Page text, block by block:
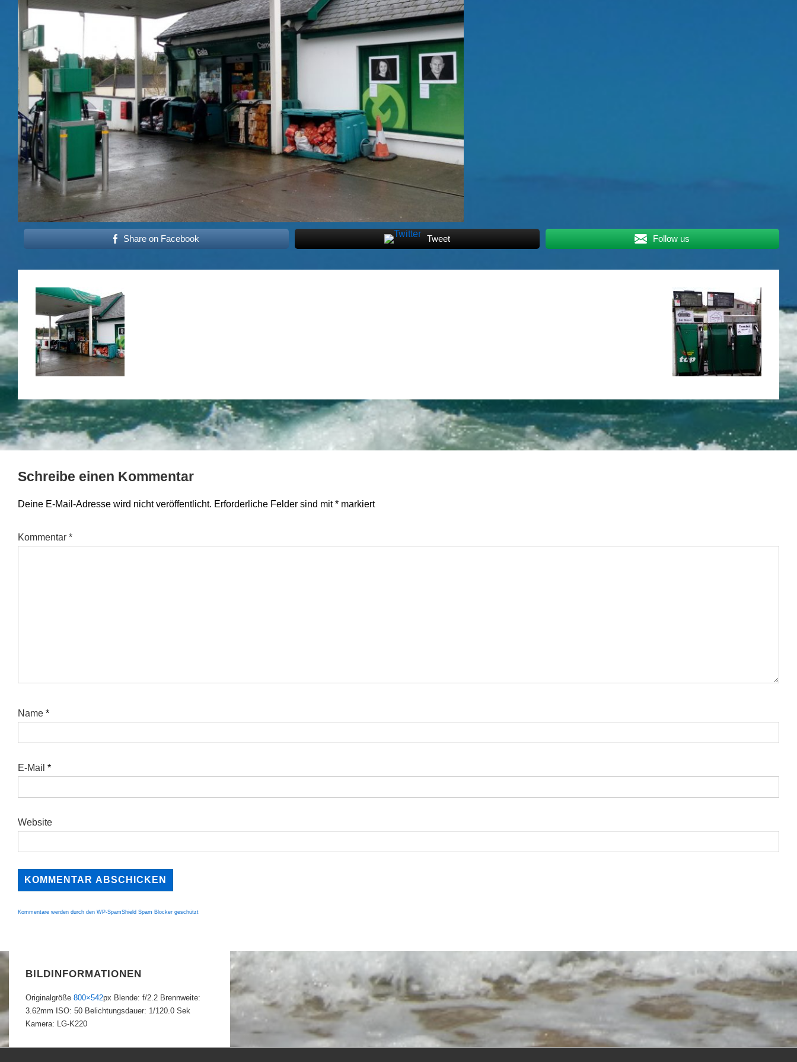
Share on Facebook Tweet Follow us
Schreibe einen Kommentar
Deine E-Mail-Adresse wird nicht veröffentlicht. Erforderliche Felder sind mit* markiert
Kommentar *
Name *
E-Mail *
Website
Kommentare werden durch den WP-SpamShield Spam Blocker geschützt
BILDINFORMATIONEN
Originalgröße 800×542px Blende: f/2.2 Brennweite:
3.62mm ISO: 50 Belichtungsdauer: 1/120.0 Sek
Kamera: LG-K220